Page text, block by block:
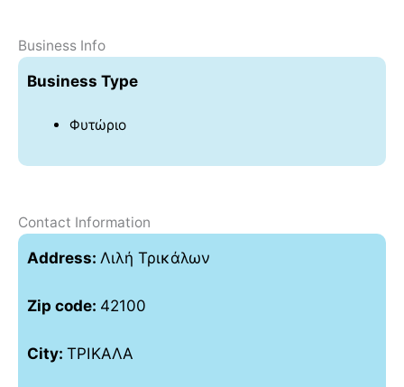
Business Info
Business Type
Φυτώριο
Contact Information
Address: Λιλή Τρικάλων
Zip code: 42100
City: ΤΡΙΚΑΛΑ